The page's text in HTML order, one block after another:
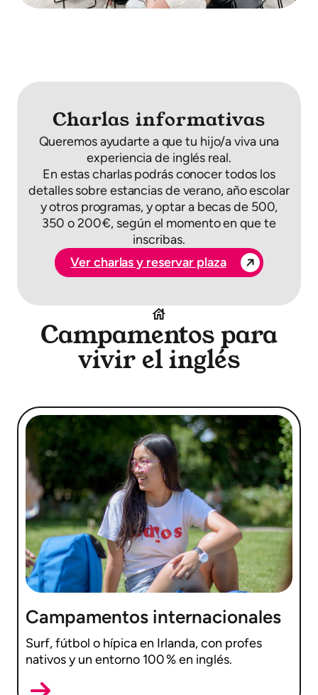
Charlas informativas
Queremos ayudarte a que tu hijo/a viva una
experiencia de inglés real.
En estas charlas podrás conocer todos los
detalles sobre estancias de verano, año escolar
y otros programas, y optar a becas de 500,
350 o 200 €, según el momento en que te
inscribas.
Ver charlas y reservar plaza
Campamentos para
vivir el inglés
Campamentos internacionales
Surf, fútbol o hípica en Irlanda, con profes
nativos y un entorno 100 % en inglés.